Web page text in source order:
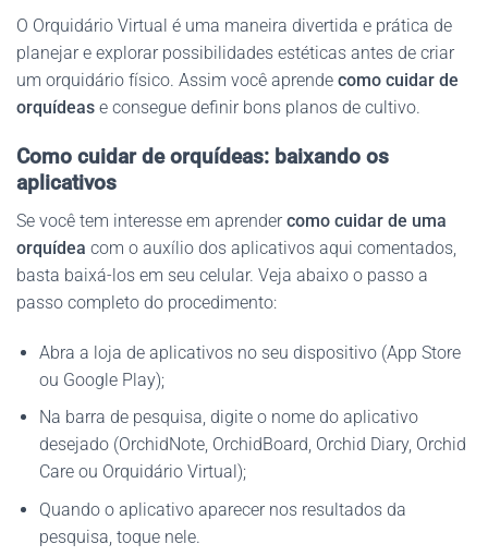
O Orquidário Virtual é uma maneira divertida e prática de
planejar e explorar possibilidades estéticas antes de criar
um orquidário físico. Assim você aprende como cuidar de
orquídeas e consegue definir bons planos de cultivo.
Como cuidar de orquídeas: baixando os
aplicativos
Se você tem interesse em aprendercomo cuidar de uma
orquídea com o auxílio dos aplicativos aqui comentados,
basta baixá-los em seu celular. Veja abaixo o passo a
passo completo do procedimento:
Abra a loja de aplicativos no seu dispositivo (App Store
ou Google Play);
Na barra de pesquisa, digite o nome do aplicativo
desejado (OrchidNote, OrchidBoard, Orchid Diary, Orchid
Care ou Orquidário Virtual);
Quando o aplicativo aparecer nos resultados da
pesquisa, toque nele.